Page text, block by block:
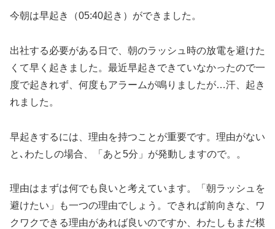
今朝は早起き（05:40起き）ができました。
出社する必要がある日で、朝のラッシュ時の放電を避けた
くて早く起きました。最近早起きできていなかったので一
度で起きれず、何度もアラームが鳴りましたが…汗、起き
れました。
早起きするには、理由を持つことが重要です。理由がない
と､わたしの場合、「あと5分」が発動しますので。。
理由はまずは何でも良いと考えています。「朝ラッシュを
避けたい」も一つの理由でしょう。できれば前向きな、ワ
クワクできる理由があれば良いのですか、わたしもまだ模